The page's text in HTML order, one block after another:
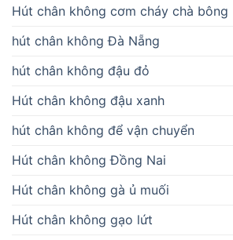
Hút chân không cơm cháy chà bông
hút chân không Đà Nẵng
hút chân không đậu đỏ
Hút chân không đậu xanh
hút chân không để vận chuyển
Hút chân không Đồng Nai
Hút chân không gà ủ muối
Hút chân không gạo lứt